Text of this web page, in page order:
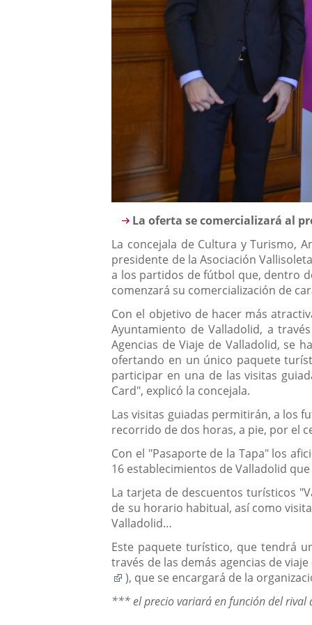
Descripción
La oferta se comercializará al
La concejala de Cultura y Turismo,
presidente de la Asociación
a los partidos de fútbol que, dentro
comenzará su comercialización de
Con el objetivo de hacer más
Ayuntamiento de Valladolid, a
Agencias de Viaje de Valladolid, se
ofertando en un único paquete
participar en una de las visitas
Card", explicó la concejala.
Las visitas guiadas permitirán, a los
recorrido de dos horas, a pie, por el
Con el "Pasaporte de la Tapa" los
16 establecimientos de Valladolid
La tarjeta de descuentos turísticos
de su horario habitual, así como
Valladolid…
Este paquete turístico, que tendrá
través de las demás agencias de
Enlace
a
una
), que se encargará de la
*** el precio variará en función del rival